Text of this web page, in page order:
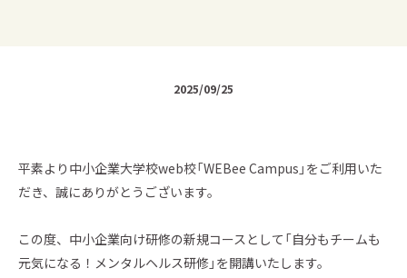
2025/09/25
平素より中小企業大学校web校「WEBee Campus」をご利用いた
だき、誠にありがとうございます。
この度、中小企業向け研修の新規コースとして「自分もチームも
元気になる！メンタルヘルス研修」を開講いたします。